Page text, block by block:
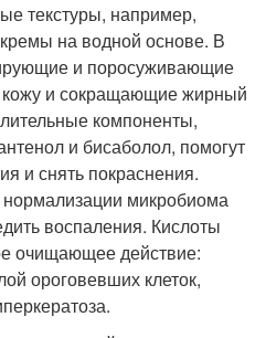
текстуры, например,
на водной основе. В
и поросуживающие
и сокращающие жирный
компоненты,
и бисаболол, помогут
и снять покраснения.
микробиома
воспаления. Кислоты
очищающее действие:
ороговевших клеток,